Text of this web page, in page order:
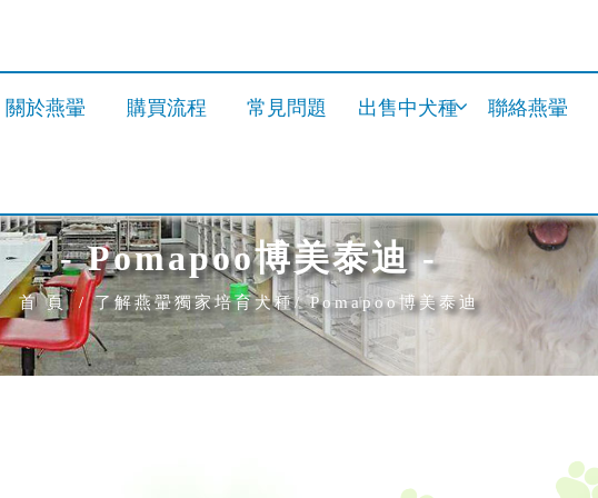
關於燕翬 購買流程 常見問題 出售中犬種 聯絡燕翬
- Pomapoo博美泰迪 -
首 頁 了解燕翬獨家培育犬種 Pomapoo博美泰迪